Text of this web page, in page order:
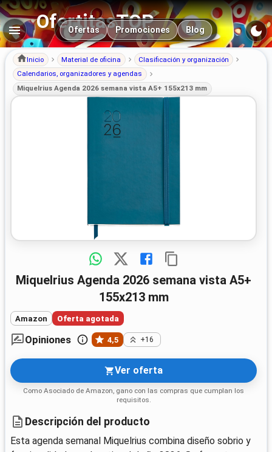
OfertitasTOP
Navegación principal
Ofertas Promociones Blog
Inicio Material de oficina
Clasificación y organización
Calendarios, organizadores y agendas
Miquelrius Agenda 2026 semana vista A5+ 155x213 mm
Miquelrius Agenda 2026 semana vista A5+
155x213 mm
Amazon Oferta agotada
Opiniones 4,5 +16
Ver oferta
Como Asociado de Amazon, gano con las compras que cumplan los
requisitos.
Descripción del producto
Esta agenda semanal Miquelrius combina diseño sobrio y